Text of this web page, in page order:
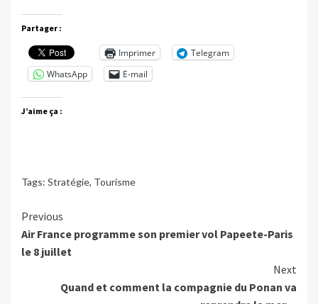
Partager :
Imprimer
Telegram
WhatsApp
E-mail
J’aime ça :
Tags: Stratégie, Tourisme
Continue
Reading
Previous
Air France programme son premier vol Papeete-Paris
le 8 juillet
Next
Quand et comment la compagnie du Ponan va